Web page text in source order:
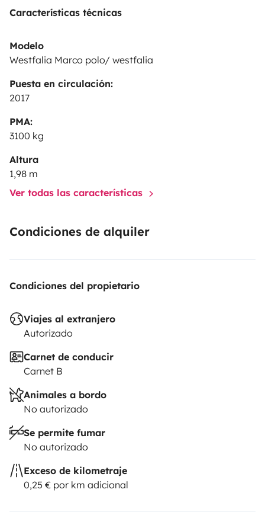
conduit facilement comme une voiture tout en offrant
Características técnicas
Modelo
Westfalia Marco polo/ westfalia
Puesta en circulación:
2017
PMA:
3100 kg
Altura
1,98 m
Ver todas las características
Condiciones de alquiler
Condiciones del propietario
Viajes al extranjero
Autorizado
Carnet de conducir
Carnet B
Animales a bordo
No autorizado
Se permite fumar
No autorizado
Exceso de kilometraje
0,25 € por km adicional